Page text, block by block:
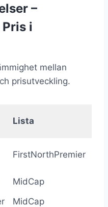
–
i
mellan
prisutveckling.
Lista
FirstNorthPremier
MidCap
MidCap